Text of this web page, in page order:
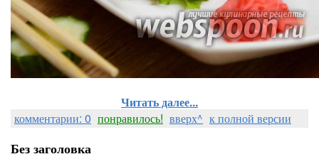
Читать далее...
комментарии: 0 понравилось! вверх^ к полной версии
Без заголовка